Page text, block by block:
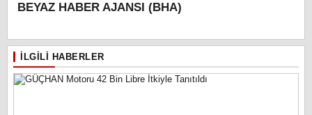
BEYAZ HABER AJANSI (BHA)
İLGILI HABERLER